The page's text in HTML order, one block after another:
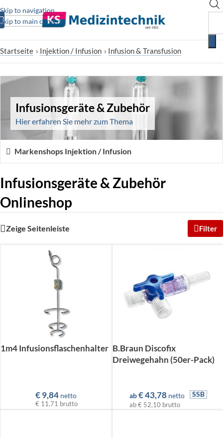
Skip to navigation
Skip to main content
Startseite › Injektion / Infusion › Infusion & Transfusion
Infusionsgeräte & Zubehör
Hier erfahren Sie mehr zum Thema
Markenshops Injektion / Infusion
Infusionsgeräte & Zubehör
Onlineshop
Zeige Seitenleiste Filter
1m4 Infusionsflaschenhalter
€9,84 netto
€ 11,71 brutto
B.Braun Discofix
Dreiwegehahn (50er-Pack)
ab€43,78 netto
SSB
ab€ 52,10 brutto